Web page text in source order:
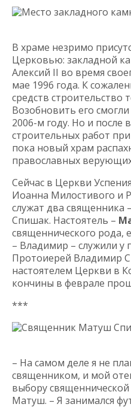
Место закладного
В храме незримо
Церковью: закладной
Алексий II во время
мае 1996 года. К
средств строительство
Возобновить его смогли
2006-м году. Но и после
строительных работ
пока новый храм
православных
Сейчас в Церкви
Иоанна Милостивого и
служат два священника
Спишак. Настоятель –
священнического рода,
– Владимир – служили у
Протоиерей Владимир
настоятелем Церкви в
кончины в феврале
***
Священник Матуш
– На самом деле я не
священником, и мой
выбору
Матуш. – Я занимался